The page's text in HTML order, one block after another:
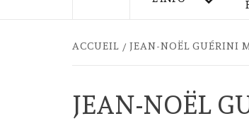
ACCUEIL JEAN-NOËL GUÉRINI
JEAN-NOËL